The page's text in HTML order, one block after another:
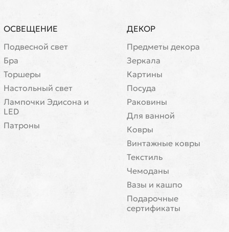
ОСВЕЩЕНИЕ
Подвесной свет
Бра
Торшеры
Настольный свет
Лампочки Эдисона и
LED
Патроны
ДЕКОР
Предметы декора
Зеркала
Картины
Посуда
Раковины
Для ванной
Ковры
Винтажные ковры
Текстиль
Чемоданы
Вазы и кашпо
Подарочные
сертификаты